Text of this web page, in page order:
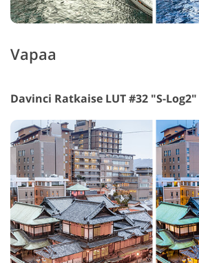
Vapaa
Davinci Ratkaise LUT #32 "S-Log2"